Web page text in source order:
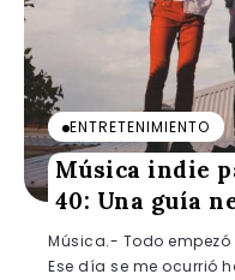
ENTRETENIMIENTO
Música indie
40: Una guía
Música.- Todo
Ese día se me ocurrió